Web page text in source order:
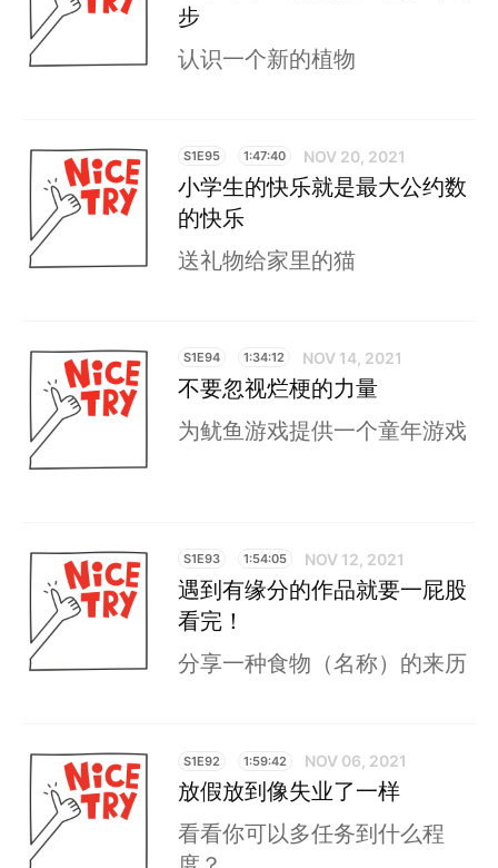
步
认识一个新的植物
S1E95 1:47:40 NOV 20, 2021
小学生的快乐就是最大公约数
的快乐
送礼物给家里的猫
S1E94 1:34:12 NOV 14, 2021
不要忽视烂梗的力量
为鱿鱼游戏提供一个童年游戏
S1E93 1:54:05 NOV 12, 2021
遇到有缘分的作品就要一屁股
看完！
分享一种食物（名称）的来历
S1E92 1:59:42 NOV 06, 2021
放假放到像失业了一样
看看你可以多任务到什么程